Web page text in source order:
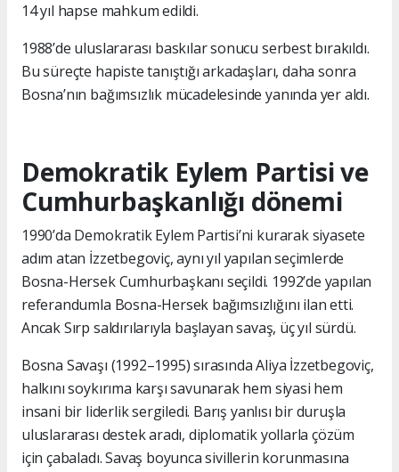
14 yıl hapse mahkum edildi.
1988’de uluslararası baskılar sonucu serbest bırakıldı.
Bu süreçte hapiste tanıştığı arkadaşları, daha sonra
Bosna’nın bağımsızlık mücadelesinde yanında yer aldı.
Demokratik Eylem Partisi ve
Cumhurbaşkanlığı dönemi
1990’da Demokratik Eylem Partisi’ni kurarak siyasete
adım atan İzzetbegoviç, aynı yıl yapılan seçimlerde
Bosna-Hersek Cumhurbaşkanı seçildi. 1992’de yapılan
referandumla Bosna-Hersek bağımsızlığını ilan etti.
Ancak Sırp saldırılarıyla başlayan savaş, üç yıl sürdü.
Bosna Savaşı (1992–1995) sırasında Aliya İzzetbegoviç,
halkını soykırıma karşı savunarak hem siyasi hem
insani bir liderlik sergiledi. Barış yanlısı bir duruşla
uluslararası destek aradı, diplomatik yollarla çözüm
için çabaladı. Savaş boyunca sivillerin korunmasına